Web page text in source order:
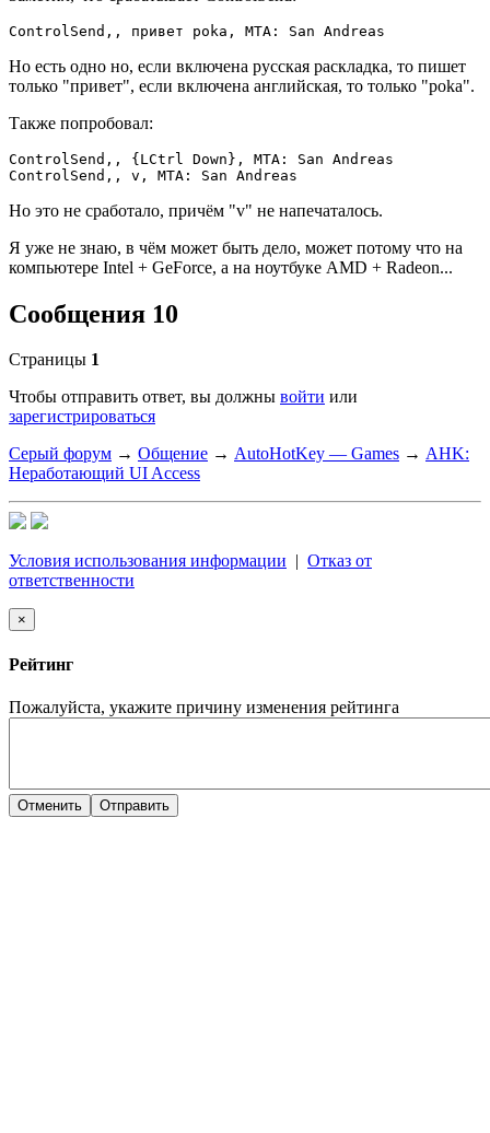
ControlSend,, привет poka, MTA: San Andreas
Но есть одно но, если включена русская раскладка, то пишет
только "привет", если включена английская, то только "poka".
Также попробовал:
ControlSend,, {LCtrl Down}, MTA: San Andreas
ControlSend,, v, MTA: San Andreas
Но это не сработало, причём "v" не напечаталось.
Я уже не знаю, в чём может быть дело, может потому что на
компьютере Intel + GeForce, а на ноутбуке AMD + Radeon...
Сообщения 10
Страницы 1
Чтобы отправить ответ, вы должны войти или
зарегистрироваться
Серый форум → Общение → AutoHotKey — Games → AHK:
Неработающий UI Access
Условия использования информации
Отказ от
ответственности
×
Рейтинг
Пожалуйста, укажите причину изменения рейтинга
Отменить Отправить